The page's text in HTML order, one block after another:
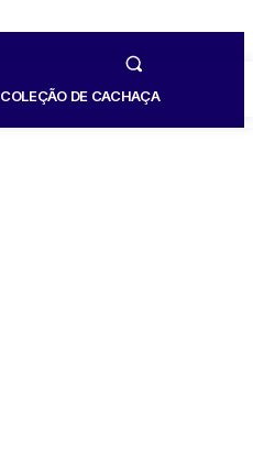
COLEÇÃO DE CACHAÇA